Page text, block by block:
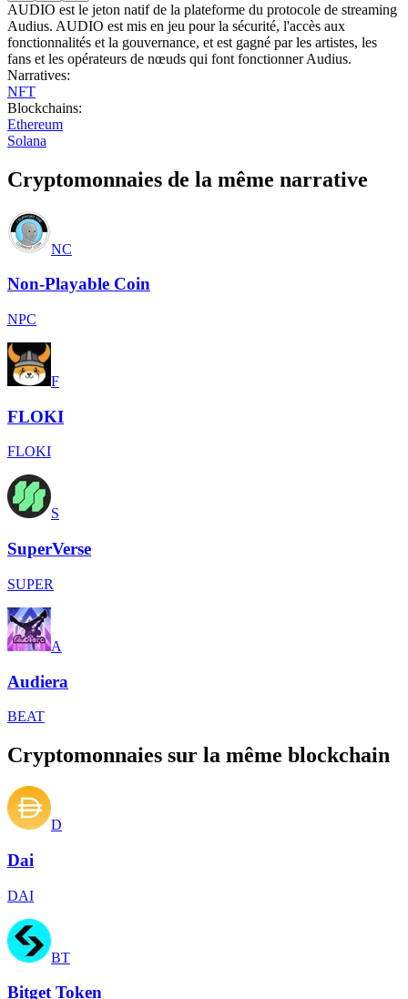
AUDIO est le jeton natif de la plateforme du protocole de streaming
Audius. AUDIO est mis en jeu pour la sécurité, l'accès aux
fonctionnalités et la gouvernance, et est gagné par les artistes, les
fans et les opérateurs de nœuds qui font fonctionner Audius.
Narratives:
NFT
Blockchains:
Ethereum
Solana
Cryptomonnaies de la même narrative
NC
Non-Playable Coin
NPC
F
FLOKI
FLOKI
S
SuperVerse
SUPER
A
Audiera
BEAT
Cryptomonnaies sur la même blockchain
D
Dai
DAI
BT
Bitget Token